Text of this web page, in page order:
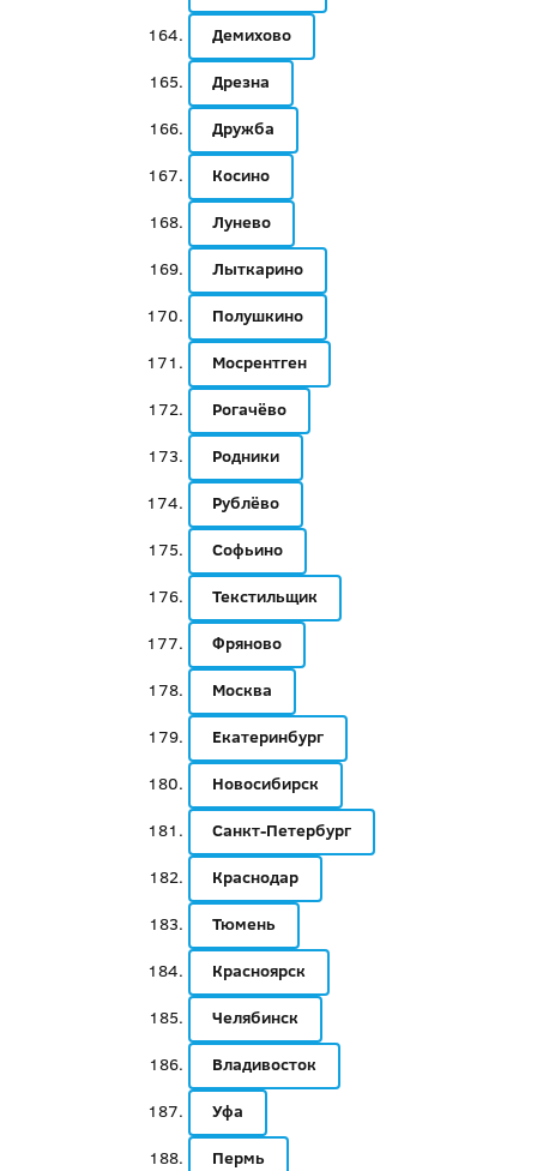
Демихово
Дрезна
Дружба
Косино
Лунево
Лыткарино
Полушкино
Мосрентген
Рогачёво
Родники
Рублёво
Софьино
Текстильщик
Фряново
Москва
Екатеринбург
Новосибирск
Санкт-Петербург
Краснодар
Тюмень
Красноярск
Челябинск
Владивосток
Уфа
Пермь